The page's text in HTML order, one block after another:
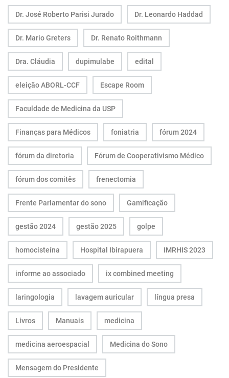
Dr. José Roberto Parisi Jurado Dr. Leonardo Haddad
Dr. Mario Greters Dr. Renato Roithmann
Dra. Cláudia dupimulabe edital
eleição ABORL-CCF Escape Room
Faculdade de Medicina da USP
Finanças para Médicos foniatria fórum 2024
fórum da diretoria Fórum de Cooperativismo Médico
fórum dos comitês frenectomia
Frente Parlamentar do sono Gamificação
gestão 2024 gestão 2025 golpe
homocisteína Hospital Ibirapuera IMRHIS 2023
informe ao associado ix combined meeting
laringologia lavagem auricular língua presa
Livros Manuais medicina
medicina aeroespacial Medicina do Sono
Mensagem do Presidente